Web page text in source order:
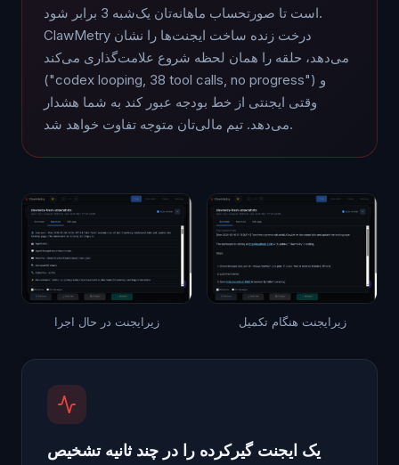
است تا صورتحساب ماهانه‌تان یک‌شبه 3 برابر شود.
ClawMetry درخت زنده ساخت ایجنت‌ها را نشان
می‌دهد، حلقه را همان لحظه شروع علامت‌گذاری می‌کند
("codex looping, 38 tool calls, no progress") و
وقتی ایجنتی از خط بودجه عبور کند به شما هشدار
می‌دهد. تیم مالی‌تان متوجه تفاوت خواهد شد.
زیرایجنت در حال اجرا زیرایجنت هنگام تکمیل
یک ایجنت گیرکرده را در چند ثانیه تشخیص